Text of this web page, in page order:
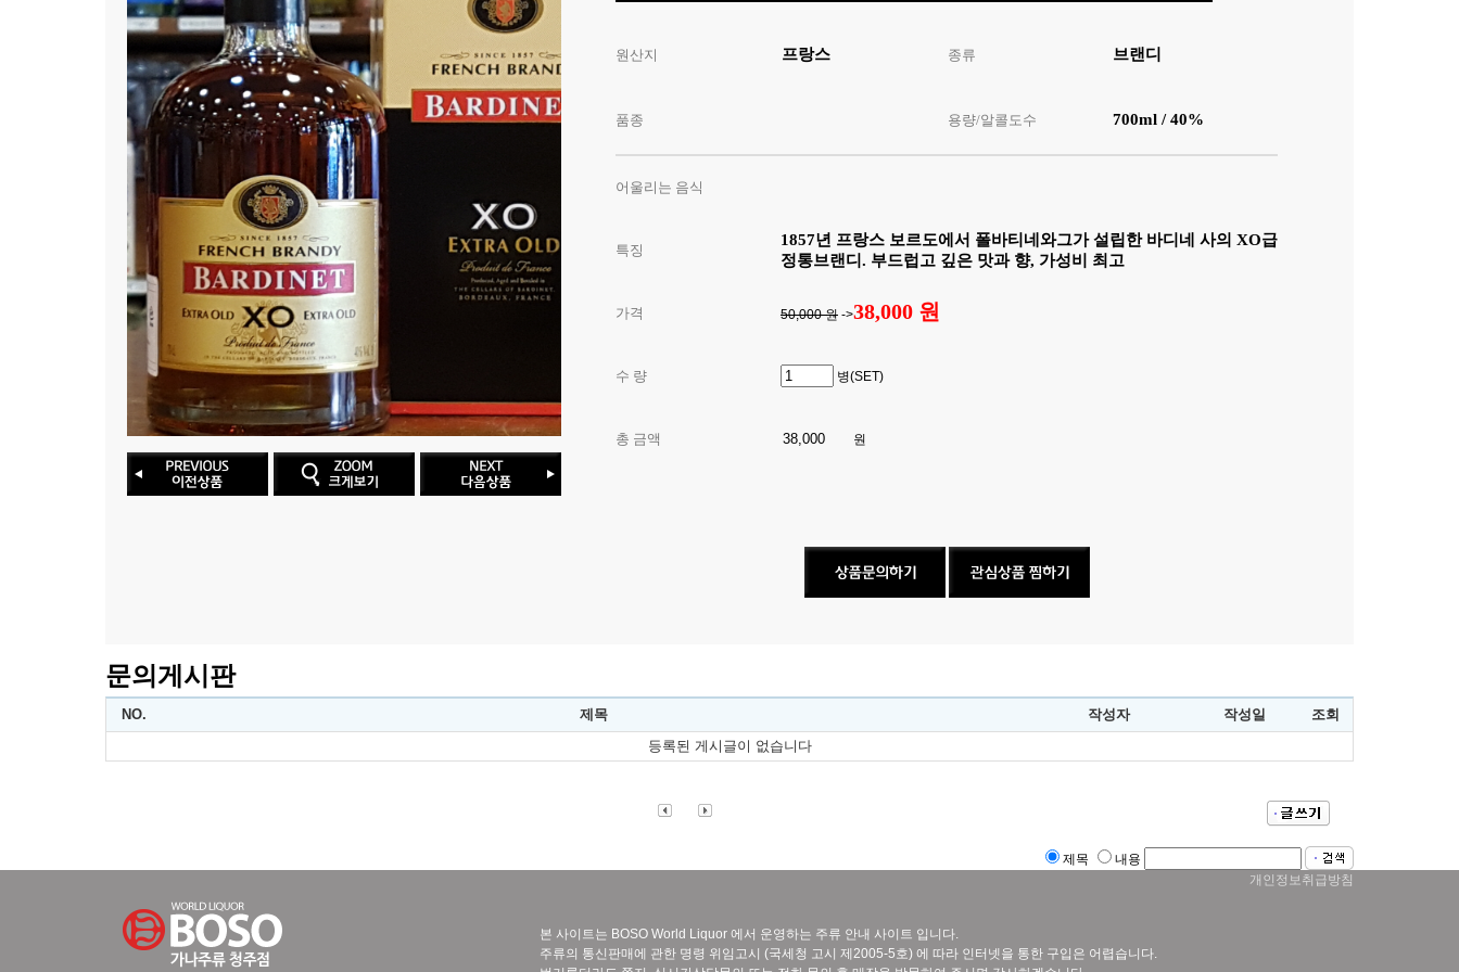
원산지 프랑스 종류 브랜디
품종 용량/알콜도수 700ml / 40%
어울리는 음식
특징
1857년 프랑스 보르도에서 폴바티네와그가 설립한 바디네 사의 XO급
정통브랜디. 부드럽고 깊은 맛과 향, 가성비 최고
가격 50,000 원 ->38,000 원
수 량 병(SET)
총 금액 원
문의게시판
NO. 제목 작성자 작성일
조회
등록된 게시글이 없습니다
제목
내용
개인정보취급방침
본 사이트는 BOSO World Liquor 에서 운영하는 주류 안내 사이트 입니다.
주류의 통신판매에 관한 명령 위임고시 (국세청 고시 제2005-5호) 에 따라 인터넷을 통한 구입은 어렵습니다.